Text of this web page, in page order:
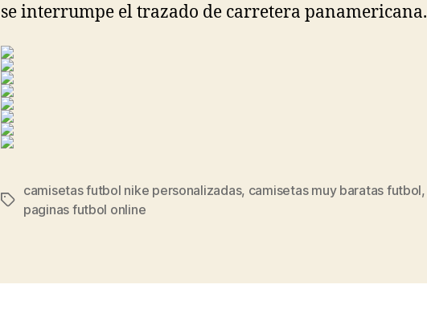
se interrumpe el trazado de carretera panamericana.
Etiquetas
camisetas futbol nike personalizadas, camisetas muy baratas futbol,
paginas futbol online